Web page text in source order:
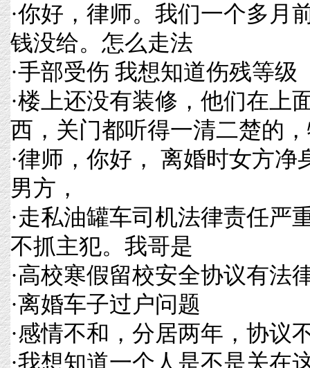
·你好，律师。我们一个多月
钱没给。怎么走法
·手部受伤 我想知道伤残等级
·楼上还没有装修，他们在上
西，关门都听得一清二楚的
·律师，你好， 离婚时女方净
男方，
·走私油罐车司机法律责任严
不抓主犯。我哥是
·高校寒假留校安全协议有法
·离婚车子过户问题
·感情不和，分居两年，协议
·我想知道一个人是不是关在